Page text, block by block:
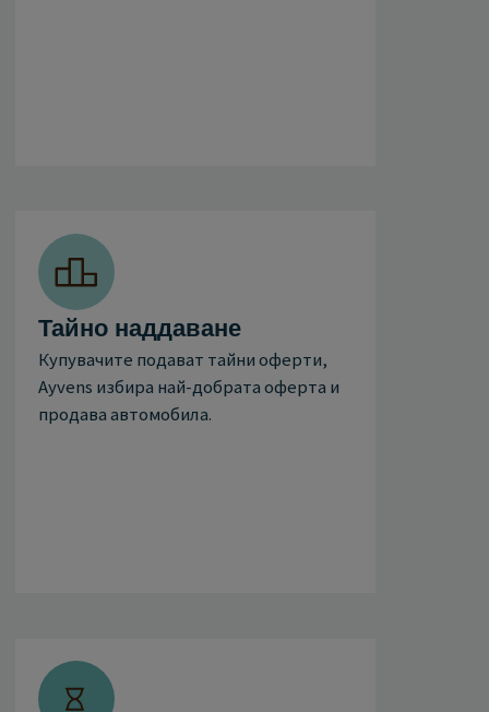
Тайно наддаване
Купувачите подават тайни оферти,
Ayvens избира най-добрата оферта и
продава автомобила.